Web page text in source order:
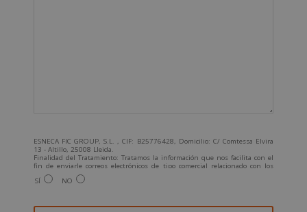
ESNECA FIC GROUP, S.L. , CIF: B25776428, Domicilio: C/ Comtessa Elvira
13 - Altillo, 25008 Lleida.
Finalidad del Tratamiento: Tratamos la información que nos facilita con el
fin de enviarle correos electrónicos de tipo comercial relacionado con los
productos ofrecidos y otros tipo de productos que fueran de su interés.
Legitimación del tratamiento: Consentimiento del interesado.
Para más información consulte nuestra Política de Privacidad.
SÍ NO